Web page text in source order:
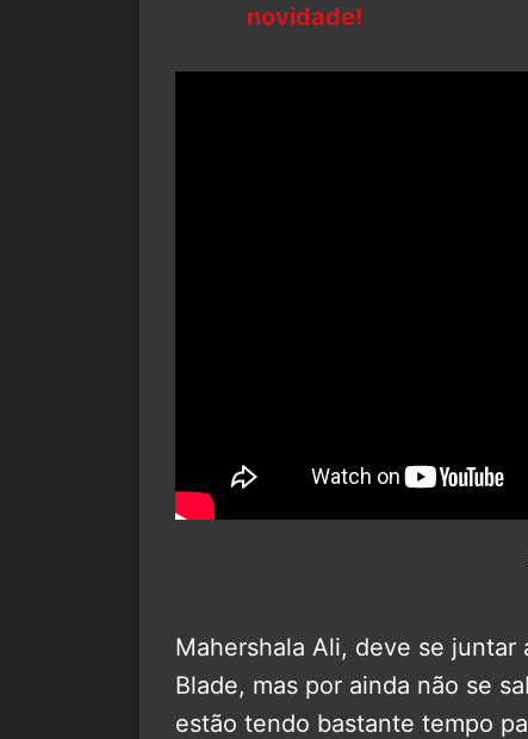
novidade!
Mahershala Ali, deve se juntar
Blade, mas por ainda não se
estão tendo bastante tempo